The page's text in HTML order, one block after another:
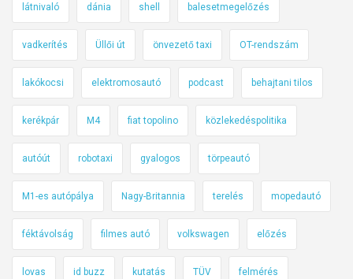
látnivaló dánia shell balesetmegelőzés
vadkerítés Üllői út önvezető taxi OT-rendszám
lakókocsi elektromosautó podcast behajtani tilos
kerékpár M4 fiat topolino közlekedéspolitika
autóút robotaxi gyalogos törpeautó
M1-es autópálya Nagy-Britannia terelés mopedautó
féktávolság filmes autó volkswagen előzés
lovas id buzz kutatás TÜV felmérés